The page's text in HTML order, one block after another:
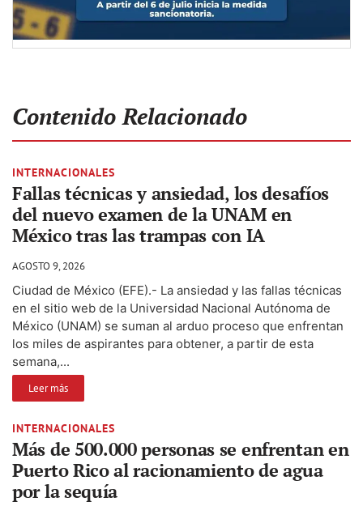
Contenido Relacionado
INTERNACIONALES
Fallas técnicas y ansiedad, los desafíos
del nuevo examen de la UNAM en
México tras las trampas con IA
AGOSTO 9, 2026
Ciudad de México (EFE).- La ansiedad y las fallas técnicas
en el sitio web de la Universidad Nacional Autónoma de
México (UNAM) se suman al arduo proceso que enfrentan
los miles de aspirantes para obtener, a partir de esta
semana,...
Leer más
INTERNACIONALES
Más de 500.000 personas se enfrentan en
Puerto Rico al racionamiento de agua
por la sequía